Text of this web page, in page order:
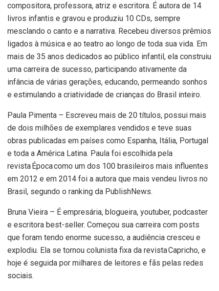
compositora, professora, atriz e escritora. É autora de 14
livros infantis e gravou e produziu 10 CDs, sempre
mesclando o canto e a narrativa. Recebeu diversos prêmios
ligados à música e ao teatro ao longo de toda sua vida. Em
mais de 35 anos dedicados ao público infantil, ela construiu
uma carreira de sucesso, participando ativamente da
infância de várias gerações, educando, permeando sonhos
e estimulando a criatividade de crianças do Brasil inteiro.
Paula Pimenta – Escreveu mais de 20 títulos, possui mais
de dois milhões de exemplares vendidos e teve suas
obras publicadas em países como Espanha, Itália, Portugal
e toda a América Latina. Paula foi escolhida pela
revista Época como um dos 100 brasileiros mais influentes
em 2012 e em 2014 foi a autora que mais vendeu livros no
Brasil, segundo o ranking da PublishNews.
Bruna Vieira – É empresária, blogueira, youtuber, podcaster
e escritora best-seller. Começou sua carreira com posts
que foram tendo enorme sucesso, a audiência cresceu e
explodiu. Ela se tornou colunista fixa da revista Capricho, e
hoje é seguida por milhares de leitores e fãs pelas redes
sociais.